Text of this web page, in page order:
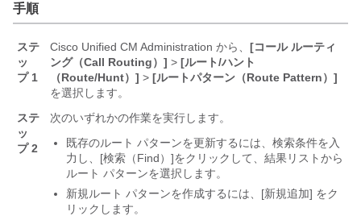
手順
ステ
ッ
プ 1
Cisco Unified CM Administration から、 [コール ルーティ
ング（Call Routing）] > [ルート/ハント
（Route/Hunt）] > [ルートパターン（Route Pattern）]
を選択します。
ステ
ッ
プ 2
次のいずれかの作業を実行します。
既存のルート パターンを更新するには、検索条件を入
力し、[検索（Find）]をクリックして、結果リストから
ルート パターンを選択します。
新規ルート パターンを作成するには、[新規追加] をク
リックします。